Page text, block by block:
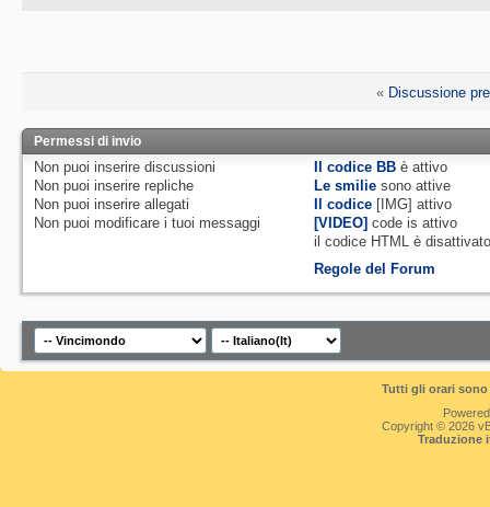
ed, ai sensi
vincere più di
il presente
del D.P.R.
integrazioni),
circolare 28
delle Attività
pertanto
« Discussione
Permessi di invio
Non puoi inserire discussioni
Non puoi inserire repliche
Non puoi inserire allegati
Non puoi modificare i tuoi messaggi
Il codice BB èattivo
Le smilie sono attive
Il codice [IMG]attivo
[VIDEO] code isattivo
il codice HTML è
Regole del Forum
Tutti gli orari
Copyright © 2026
Traduzione